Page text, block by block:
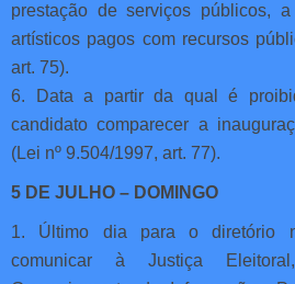
prestação de serviços públicos,
artísticos pagos com recursos
art. 75).
6. Data a partir da qual é
candidato comparecer a
(Lei nº 9.504/1997, art. 77).
5 DE JULHO – DOMINGO
1. Último dia para o diretório
comunicar à Justiça